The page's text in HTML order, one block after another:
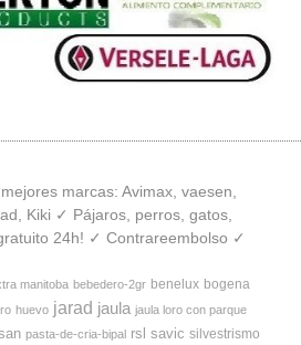
marcas: Avimax, vaesen,
Kiki ✓ Pájaros, perros, gatos,
24h! ✓ Contrareembolso ✓
manitoba bebedero-2gr benelux bogena
huevo jarad jaula jaula loro con parque
pasta-de-cria-bipal rsl savic silvestrismo